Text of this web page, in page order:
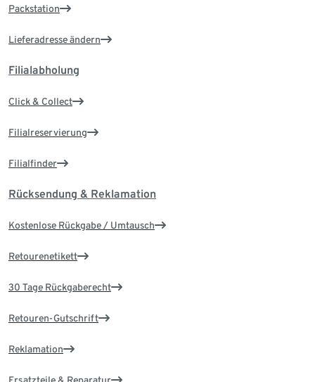
Packstation
Lieferadresse ändern
Filialabholung
Click & Collect
Filialreservierung
Filialfinder
Rücksendung & Reklamation
Kostenlose Rückgabe / Umtausch
Retourenetikett
30 Tage Rückgaberecht
Retouren-Gutschrift
Reklamation